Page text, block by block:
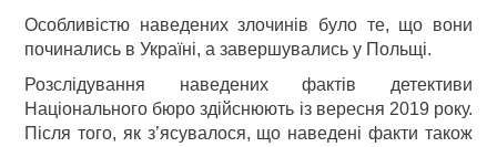
Особливістю наведених злочинів було те, що вони
починались в Україні, а завершувались у Польщі.
Розслідування наведених фактів детективи
Національного бюро здійснюють із вересня 2019 року.
Після того, як з’ясувалося, що наведені факти також